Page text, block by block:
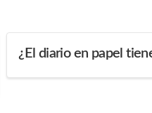
¿El diario en papel